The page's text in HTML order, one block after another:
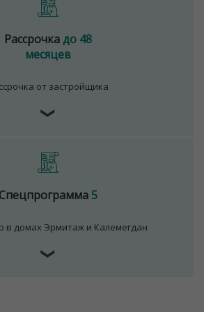
двор, когда отправился с ребенком
и подземный транспорт. Вы
риэлтерских услуг № 447/6, от
Рассрочкадо 48
месяцев
от застройщика
❯
Спецпрограмма5
в домах Эрмитаж и Калемегдан
❯